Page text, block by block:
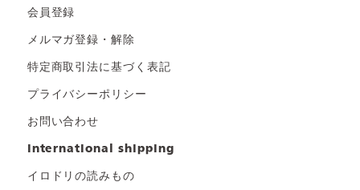
会員登録
メルマガ登録・解除
特定商取引法に基づく表記
プライバシーポリシー
お問い合わせ
international shipping
イロドリの読みもの